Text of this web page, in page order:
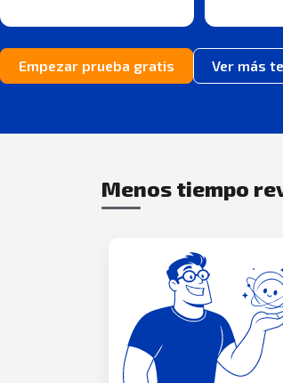
Empezar prueba gratis Ver más
Menos tiempo